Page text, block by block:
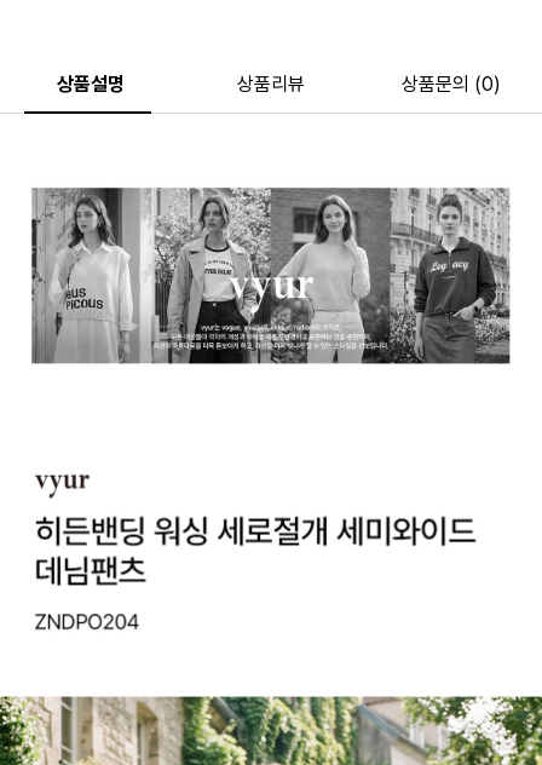
상품설명 상품리뷰 상품문의 (0)